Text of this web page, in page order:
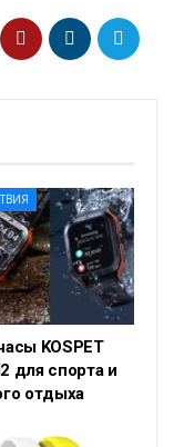
KOSPET
для спорта и
отдыха